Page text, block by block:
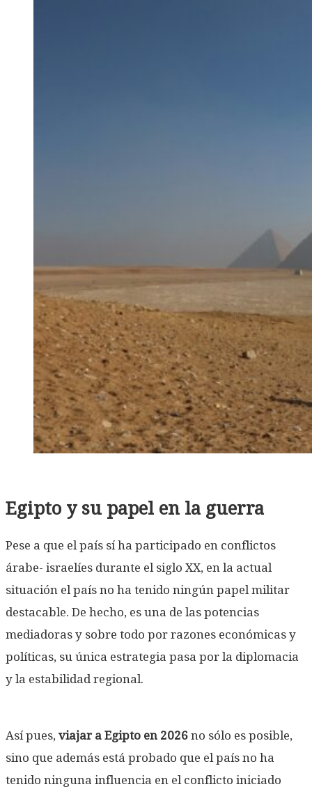
Egipto y su papel en la guerra
Pese a que el país sí ha participado en conflictos
árabe- israelíes durante el siglo XX, en la actual
situación el país no ha tenido ningún papel militar
destacable. De hecho, es una de las potencias
mediadoras y sobre todo por razones económicas y
políticas, su única estrategia pasa por la diplomacia
y la estabilidad regional.
Así pues, viajar a Egipto en 2026 no sólo es posible,
sino que además está probado que el país no ha
tenido ninguna influencia en el conflicto iniciado